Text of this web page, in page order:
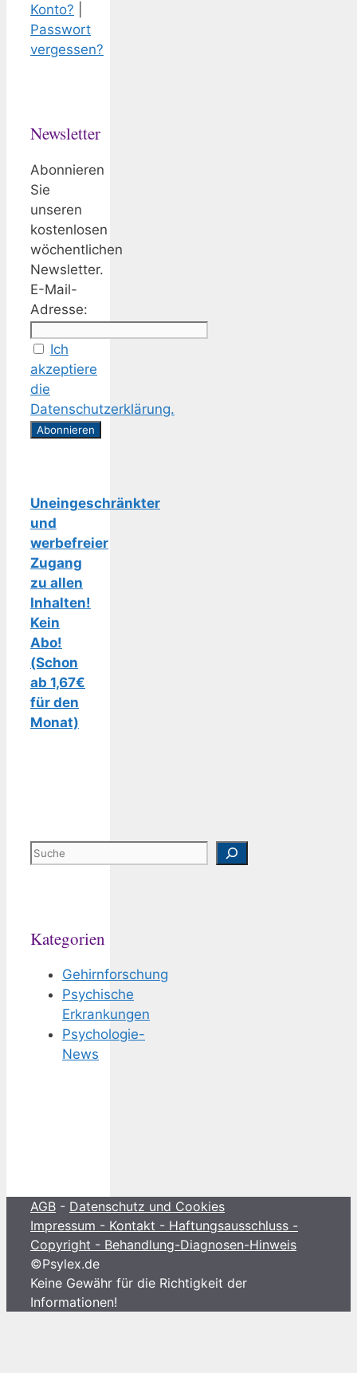
Konto?
Passwort
vergessen?
Newsletter
Abonnieren
Sie
unseren
kostenlosen
wöchentlichen
Newsletter.
E-Mail-
Adresse:
Ich
akzeptiere
die
Datenschutzerklärung.
Uneingeschränkter
und
werbefreier
Zugang
zu allen
Inhalten!
Kein
Abo!
(Schon
ab 1,67€
für den
Monat)
Suchen
Kategorien
Gehirnforschung
Psychische
Erkrankungen
Psychologie-
News
AGB - Datenschutz und Cookies
Impressum - Kontakt - Haftungsausschluss -
Copyright - Behandlung-Diagnosen-Hinweis
©Psylex.de
Keine Gewähr für die Richtigkeit der
Informationen!